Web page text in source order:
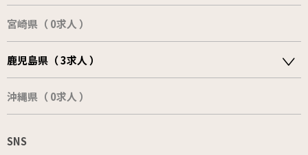
宮崎県（ 0求人 ）
鹿児島県（ 3求人 ）
沖縄県（ 0求人 ）
SNS